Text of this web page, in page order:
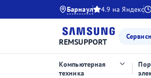
Барнаул 4.9 на Яндекс
REMSUPPORT
Компьютерная
техника